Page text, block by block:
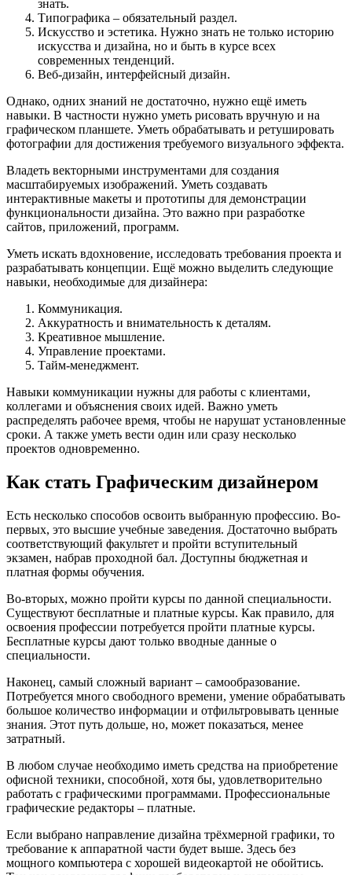
знать.
Типографика – обязательный раздел.
Искусство и эстетика. Нужно знать не только историю
искусства и дизайна, но и быть в курсе всех
современных тенденций.
Веб-дизайн, интерфейсный дизайн.
Однако, одних знаний не достаточно, нужно ещё иметь
навыки. В частности нужно уметь рисовать вручную и на
графическом планшете. Уметь обрабатывать и ретушировать
фотографии для достижения требуемого визуального эффекта.
Владеть векторными инструментами для создания
масштабируемых изображений. Уметь создавать
интерактивные макеты и прототипы для демонстрации
функциональности дизайна. Это важно при разработке
сайтов, приложений, программ.
Уметь искать вдохновение, исследовать требования проекта и
разрабатывать концепции. Ещё можно выделить следующие
навыки, необходимые для дизайнера:
Коммуникация.
Аккуратность и внимательность к деталям.
Креативное мышление.
Управление проектами.
Тайм-менеджмент.
Навыки коммуникации нужны для работы с клиентами,
коллегами и объяснения своих идей. Важно уметь
распределять рабочее время, чтобы не нарушат установленные
сроки. А также уметь вести один или сразу несколько
проектов одновременно.
Как стать Графическим дизайнером
Есть несколько способов освоить выбранную профессию. Во-
первых, это высшие учебные заведения. Достаточно выбрать
соответствующий факультет и пройти вступительный
экзамен, набрав проходной бал. Доступны бюджетная и
платная формы обучения.
Во-вторых, можно пройти курсы по данной специальности.
Существуют бесплатные и платные курсы. Как правило, для
освоения профессии потребуется пройти платные курсы.
Бесплатные курсы дают только вводные данные о
специальности.
Наконец, самый сложный вариант – самообразование.
Потребуется много свободного времени, умение обрабатывать
большое количество информации и отфильтровывать ценные
знания. Этот путь дольше, но, может показаться, менее
затратный.
В любом случае необходимо иметь средства на приобретение
офисной техники, способной, хотя бы, удовлетворительно
работать с графическими программами. Профессиональные
графические редакторы – платные.
Если выбрано направление дизайна трёхмерной графики, то
требование к аппаратной части будет выше. Здесь без
мощного компьютера с хорошей видеокартой не обойтись.